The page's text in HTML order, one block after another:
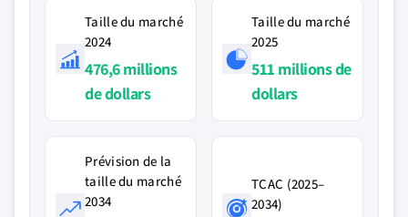
Taille du marché
2024
476,6 millions
de dollars
Taille du marché
2025
511 millions de
dollars
Prévision de la
taille du marché
2034
TCAC (2025–
2034)